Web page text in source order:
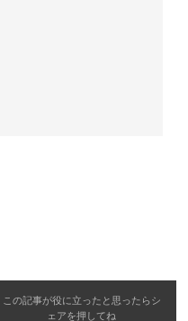
この記事が役に立ったと思ったらシ
ェアを押してね